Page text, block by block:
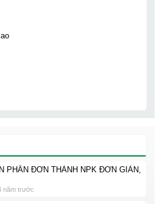
PHÂN ĐƠN THÀNH NPK ĐƠN GIẢN,
4 năm trước